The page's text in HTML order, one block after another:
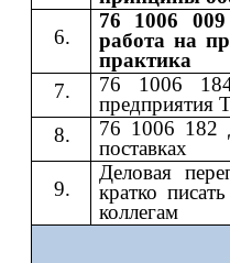
76 1006
работа на
практика
76 1006 184
предприятия
76 1006 182
поставках
Деловая
кратко
коллегам